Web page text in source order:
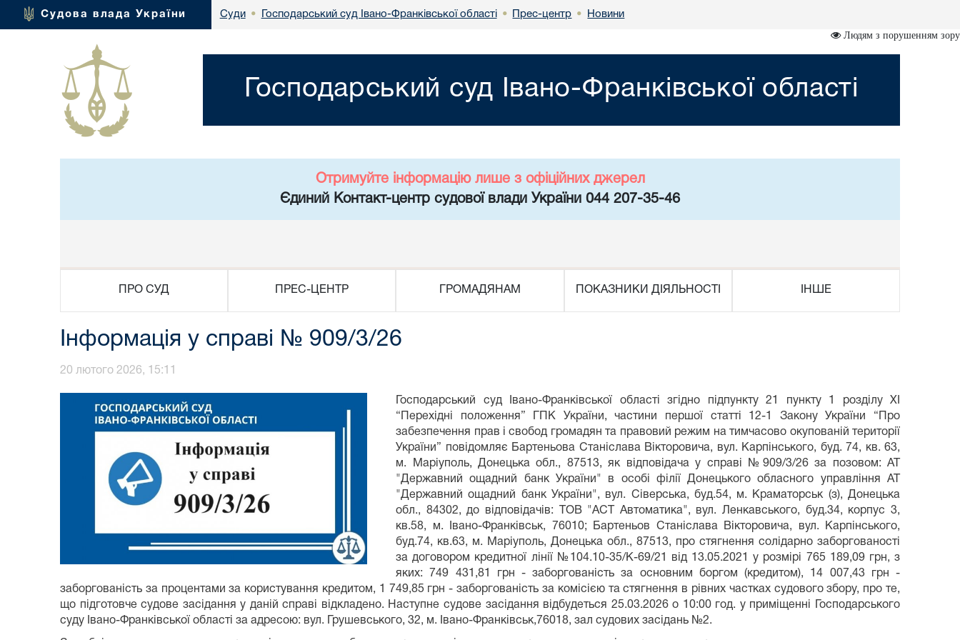
Судова влада України Суди • Господарський суд Івано-Франківської області • Прес-центр • Новини
Людям з порушенням зору
Господарський суд Івано-Франківської області
Отримуйте інформацію лише з офіційних джерел
Єдиний Контакт-центр судової влади України 044 207-35-46
ПРО СУД ПРЕС-ЦЕНТР ГРОМАДЯНАМ ПОКАЗНИКИ ДІЯЛЬНОСТІ ІНШЕ
Інформація у справі № 909/3/26
20 лютого 2026, 15:11
Господарський суд Івано-Франківської області згідно підпункту 21 пункту 1 розділу XI
“Перехідні положення” ГПК України, частини першої статті 12-1 Закону України “Про
забезпечення прав і свобод громадян та правовий режим на тимчасово окупованій території
України” повідомляє Бартеньова Станіслава Вікторовича, вул. Карпінського, буд. 74, кв. 63,
м. Маріуполь, Донецька обл., 87513, як відповідача у справі №909/3/26 за позовом: АТ
"Державний ощадний банк України" в особі філії Донецького обласного управління АТ
"Державний ощадний банк України", вул. Сіверська, буд.54, м. Краматорськ (з), Донецька
обл., 84302, до відповідачів: ТОВ "АСТ Автоматика", вул. Ленкавського, буд.34, корпус 3,
кв.58, м. Івано-Франківськ, 76010; Бартеньов Станіслава Вікторовича, вул. Карпінського,
буд.74, кв.63, м. Маріуполь, Донецька обл., 87513, про стягнення солідарно заборгованості
за договором кредитної лінії №104.10-35/К-69/21 від 13.05.2021 у розмірі 765 189,09 грн, з
яких: 749 431,81 грн - заборгованість за основним боргом (кредитом), 14 007,43 грн -
заборгованість за процентами за користування кредитом, 1 749,85 грн - заборгованість за комісією та стягнення в рівних частках судового збору, про те,
що підготовче судове засідання у даній справі відкладено. Наступне судове засідання відбудеться 25.03.2026 о 10:00 год. у приміщенні Господарського
суду Івано-Франківської області за адресою: вул. Грушевського, 32, м. Івано-Франківськ,76018, зал судових засідань №2.